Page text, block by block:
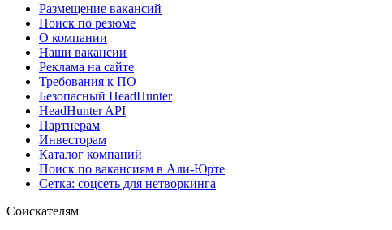
Размещение вакансий
Поиск по резюме
О компании
Наши вакансии
Реклама на сайте
Требования к ПО
Безопасный HeadHunter
HeadHunter API
Партнерам
Инвесторам
Каталог компаний
Поиск по вакансиям в Али-Юрте
Сетка: соцсеть для нетворкинга
Соискателям